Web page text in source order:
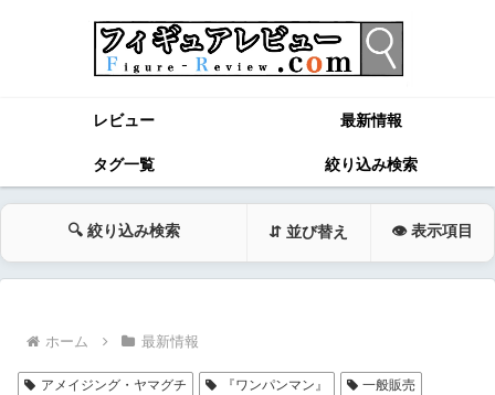
レビュー 最新情報
タグ一覧 絞り込み検索
🔍 絞り込み検索 ⇵ 並び替え 👁 表示項目
ホーム 最新情報
アメイジング・ヤマグチ 『ワンパンマン』
一般販売